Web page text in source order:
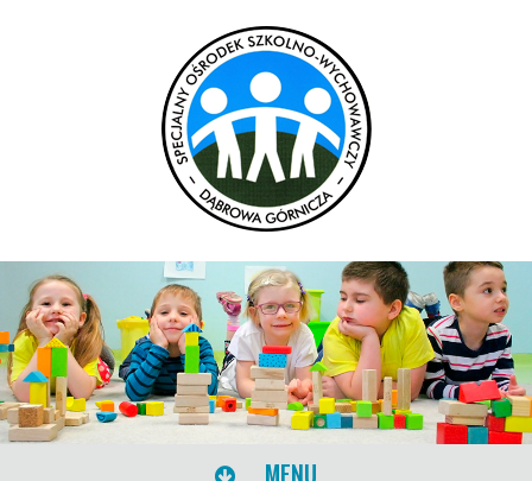
MENU